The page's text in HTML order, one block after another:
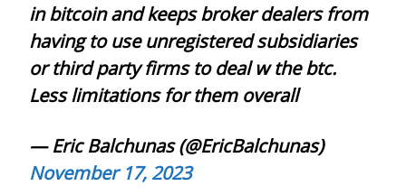
in bitcoin and keeps broker dealers from
having to use unregistered subsidiaries
or third party firms to deal w the btc.
Less limitations for them overall
— Eric Balchunas (@EricBalchunas)
November 17, 2023